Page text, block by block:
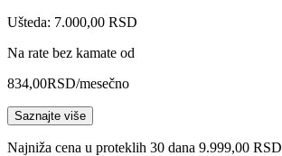
Ušteda: 7.000,00 RSD
Na rate bez kamate od
834,00RSD/mesečno
Saznajte više
Najniža cena u proteklih 30 dana 9.999,00 RSD